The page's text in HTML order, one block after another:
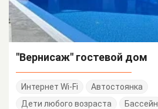
"Вернисаж" гостевой дом
Интернет Wi-Fi
Автостоянка
Дети любого возраста
Бассейн